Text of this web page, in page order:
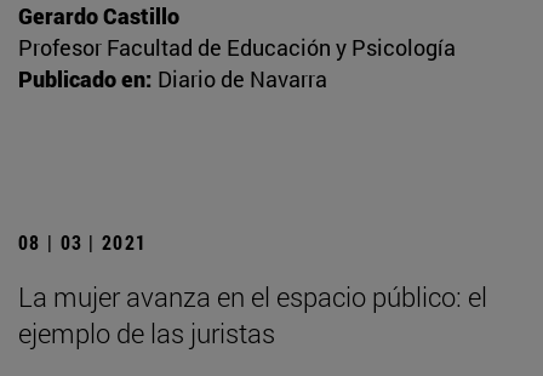
Gerardo Castillo
Profesor Facultad de Educación y Psicología
Publicado en: Diario de Navarra
08 | 03 | 2021
La mujer avanza en el espacio público: el
ejemplo de las juristas